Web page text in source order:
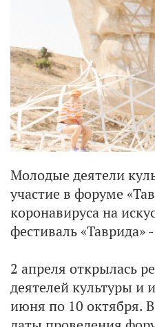
Молодые деятели
участие в форуме
коронавируса на
фестиваль «Таврида»
2 апреля открылась
деятелей культуры и
июня по 10 октября.